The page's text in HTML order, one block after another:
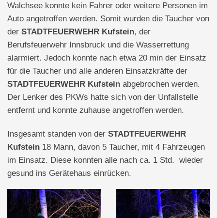
Walchsee konnte kein Fahrer oder weitere Personen im
Auto angetroffen werden. Somit wurden die Taucher von
der STADTFEUERWEHR Kufstein, der
Berufsfeuerwehr Innsbruck und die Wasserrettung
alarmiert. Jedoch konnte nach etwa 20 min der Einsatz
für die Taucher und alle anderen Einsatzkräfte der
STADTFEUERWEHR Kufstein abgebrochen werden.
Der Lenker des PKWs hatte sich von der Unfallstelle
entfernt und konnte zuhause angetroffen werden.
Insgesamt standen von der STADTFEUERWEHR
Kufstein 18 Mann, davon 5 Taucher, mit 4 Fahrzeugen
im Einsatz. Diese konnten alle nach ca. 1 Std. wieder
gesund ins Gerätehaus einrücken.